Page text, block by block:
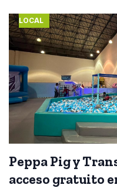
LOCAL
Peppa Pig y
acceso gratuito